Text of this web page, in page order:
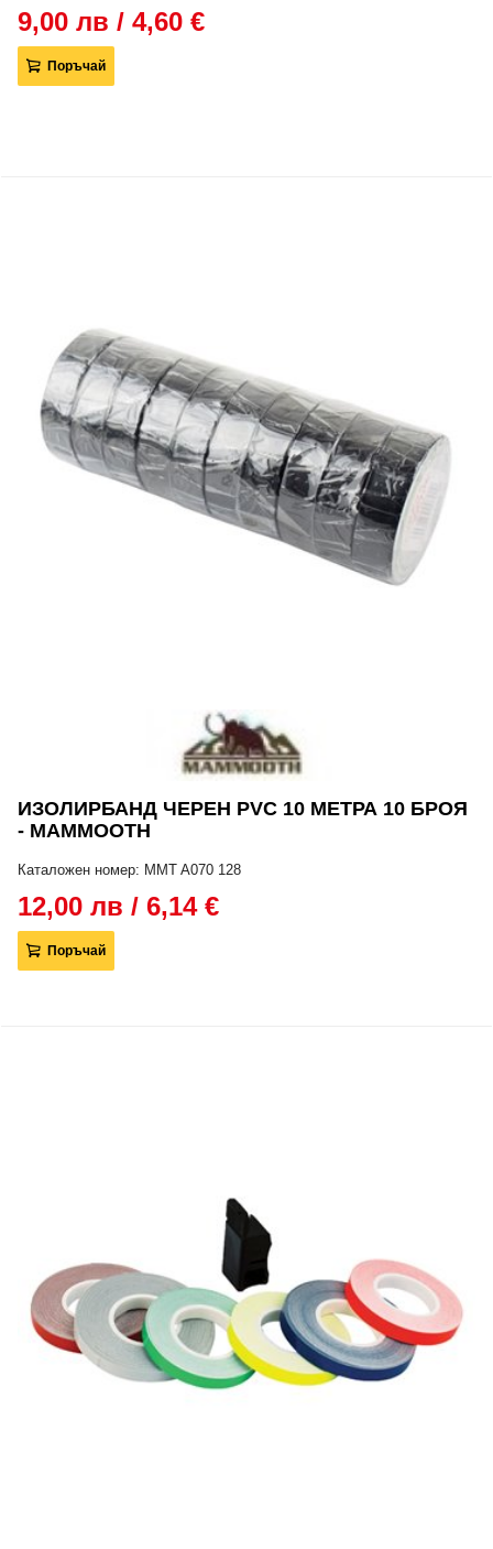
9,00 лв / 4,60 €
Поръчай
ИЗОЛИРБАНД ЧЕРЕН PVC 10 МЕТРА 10 БРОЯ
- MAMMOOTH
Каталожен номер: MMT A070 128
12,00 лв / 6,14 €
Поръчай